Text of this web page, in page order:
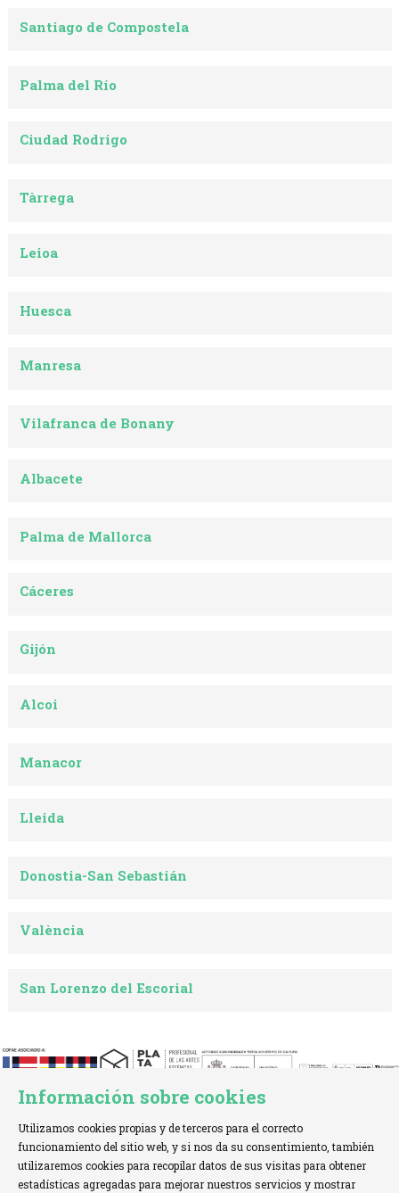
Santiago de Compostela
Palma del Río
Ciudad Rodrigo
Tàrrega
Leioa
Huesca
Manresa
Vilafranca de Bonany
Albacete
Palma de Mallorca
Cáceres
Gijón
Alcoi
Manacor
Lleida
Donostia-San Sebastián
València
San Lorenzo del Escorial
Información sobre cookies
Utilizamos cookies propias y de terceros para el correcto
funcionamiento del sitio web, y si nos da su consentimiento, también
utilizaremos cookies para recopilar datos de sus visitas para obtener
estadísticas agregadas para mejorar nuestros servicios y mostrar